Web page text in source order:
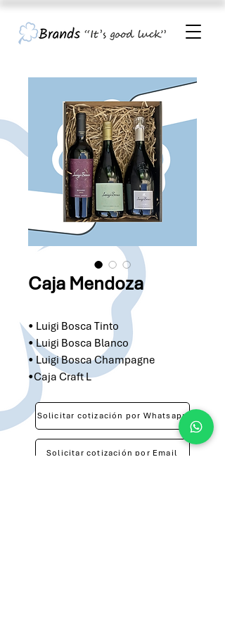
Caja Mendoza
• Luigi Bosca Tinto
• Luigi Bosca Blanco
• Luigi Bosca Champagne
•Caja Craft L
Solicitar cotización por Whatsapp
Solicitar cotización por Email